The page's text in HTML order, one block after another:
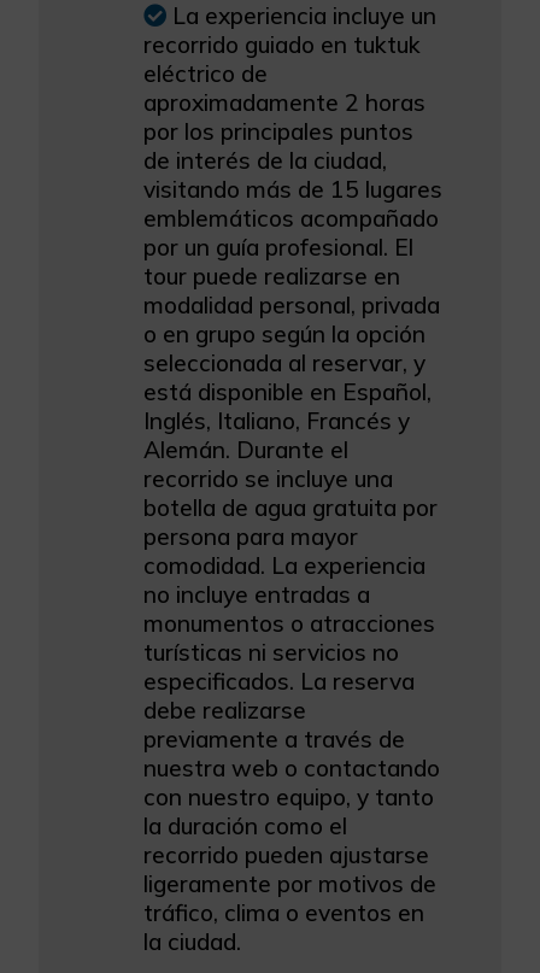
La experiencia incluye un
recorrido guiado en tuktuk
eléctrico de
aproximadamente 2 horas
por los principales puntos
de interés de la ciudad,
visitando más de 15 lugares
emblemáticos acompañado
por un guía profesional. El
tour puede realizarse en
modalidad personal, privada
o en grupo según la opción
seleccionada al reservar, y
está disponible en Español,
Inglés, Italiano, Francés y
Alemán. Durante el
recorrido se incluye una
botella de agua gratuita por
persona para mayor
comodidad. La experiencia
no incluye entradas a
monumentos o atracciones
turísticas ni servicios no
especificados. La reserva
debe realizarse
previamente a través de
nuestra web o contactando
con nuestro equipo, y tanto
la duración como el
recorrido pueden ajustarse
ligeramente por motivos de
tráfico, clima o eventos en
la ciudad.